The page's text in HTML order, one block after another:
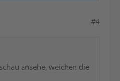
#4
ansehe, weichen die